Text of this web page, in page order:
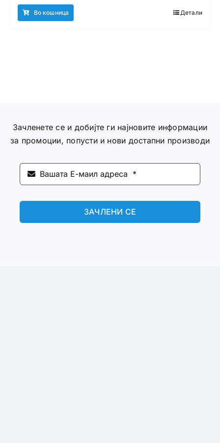
Во кошница Детали
Зачленете се и добијте ги најновите информации
за промоции, попусти и нови достапни производи
ЗАЧЛЕНИ СЕ